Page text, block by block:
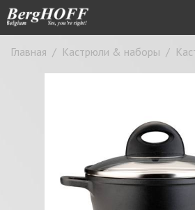
Главная / Кастрюли & наборы /